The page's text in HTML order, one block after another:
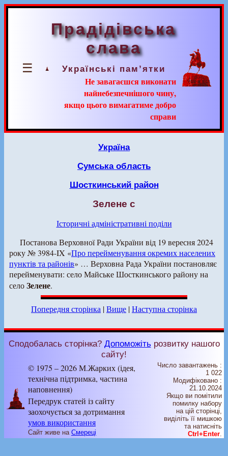
☰
Прадідівська
слава
Українські пам’ятки
Не завагаєшся виконати
найнебезпечнішого чину,
якщо цього вимагатиме добро
справи
Україна
Сумська область
Шосткинський район
Зелене с
Історичні адміністративні поділи
Постанова Верховної Ради України від 19 вересня 2024
року № 3984-IX «Про перейменування окремих населених
пунктів та районів» … Верховна Рада України постановляє
перейменувати: село Майське Шосткинського району на
селоЗелене.
Попередня сторінка |Вище |Наступна сторінка
Сподобалась сторінка? Допоможітьрозвитку нашого
сайту!
© 1975 – 2026 М.Жарких (ідея,
технічна підтримка, частина
наповнення)
Передрук статей із сайту
заохочується за дотримання
умов використання
Сайт живе на Смереці
Число завантажень :
1 022
Модифіковано :
21.10.2024
Якщо ви помітили
помилку набору
на цiй сторiнцi,
видiлiть її мишкою
та натисніть
Ctrl+Enter.